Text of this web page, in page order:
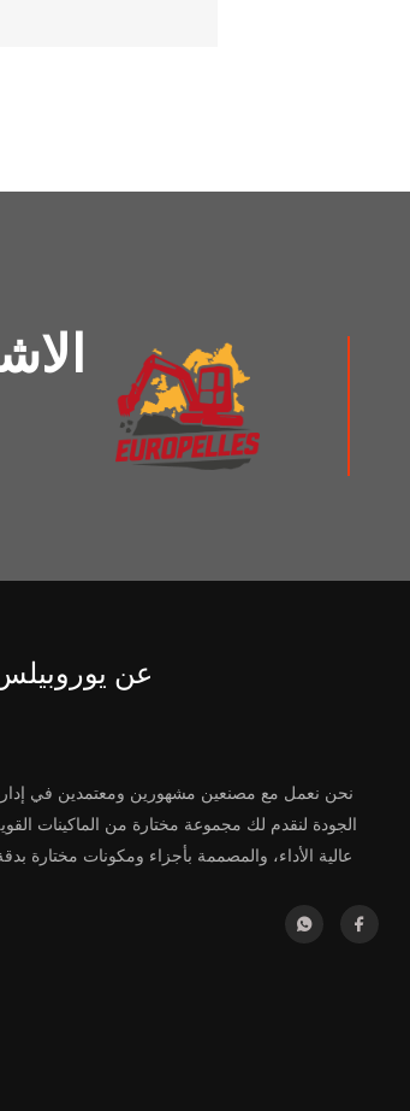
عن
نحن نعمل مع مصنعين مشهورين ومعتمدين في
الجودة لنقدم لك مجموعة مختارة من الماكينات
عالية الأداء، والمصممة بأجزاء ومكونات مختارة